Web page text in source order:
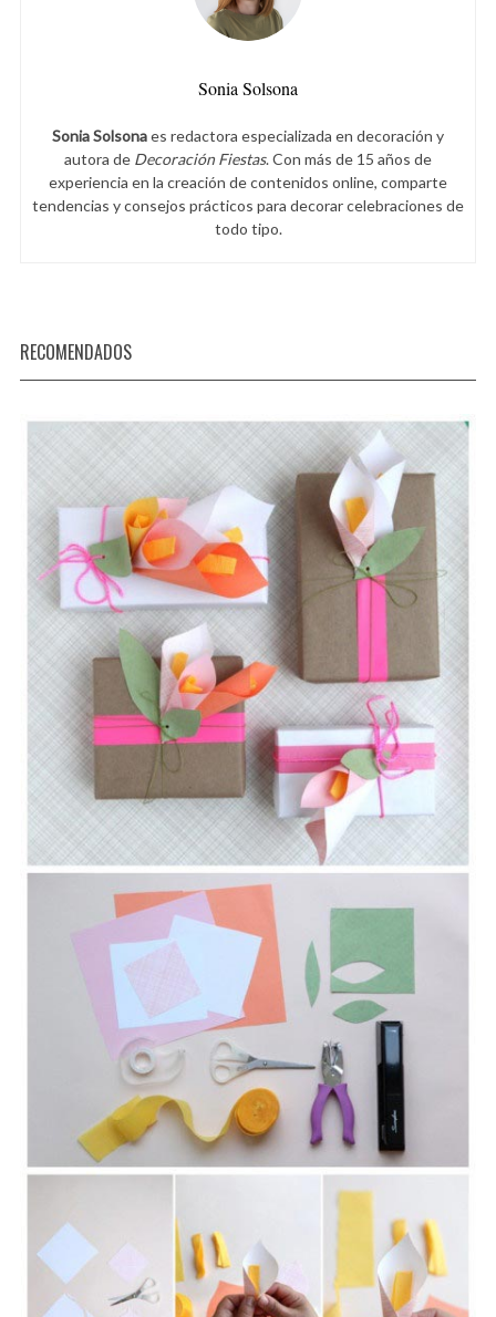
Sonia Solsona
Sonia Solsonaes redactora especializada en decoración y
autora de Decoración Fiestas. Con más de 15 años de
experiencia en la creación de contenidos online, comparte
tendencias y consejos prácticos para decorar celebraciones de
todo tipo.
RECOMENDADOS